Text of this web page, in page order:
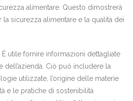
alimentare. Questo dimostrerà
la sicurezza alimentare e la qualità dei
utile fornire informazioni dettagliate
Ciò può includere la
utilizzate, l’origine delle materie
e le pratiche di sostenibilità